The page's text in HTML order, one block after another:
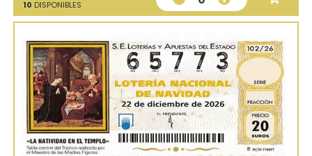
10 DISPONIBLES